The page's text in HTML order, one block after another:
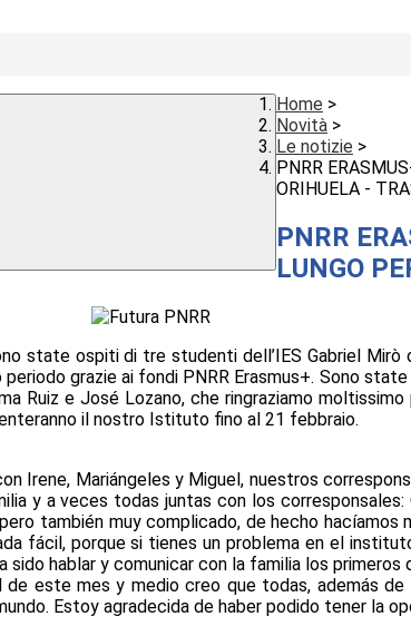
Home >
Novità >
Le notizie >
PNRR
ORIHUELA -
PNRR
LUNGO
state ospiti di tre studenti dell’IES Gabriel Mirò
grazie ai fondi PNRR Erasmus+. Sono
Ruiz e José Lozano, che ringraziamo
il nostro Istituto fino al 21 febbraio.
Irene, Mariángeles y Miguel, nuestros
y a veces todas juntas con los corresponsales:
también muy complicado, de hecho
fácil, porque si tienes un problema en el
hablar y comunicar con la familia los primeros
este mes y medio creo que todas, además
Estoy agradecida de haber podido tener la